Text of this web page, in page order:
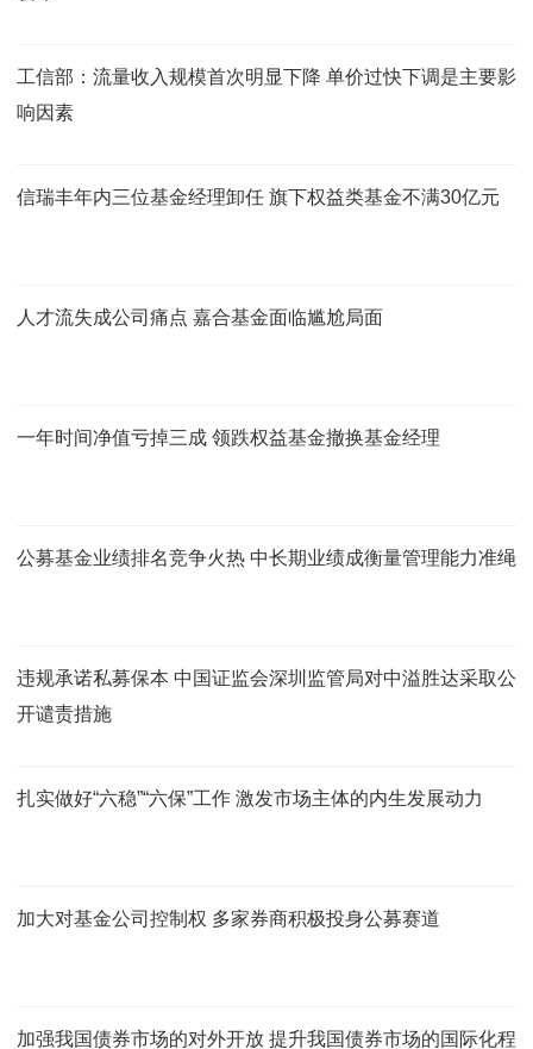
工信部：流量收入规模首次明显下降 单价过快下调是主要影
响因素
信瑞丰年内三位基金经理卸任 旗下权益类基金不满30亿元
人才流失成公司痛点 嘉合基金面临尴尬局面
一年时间净值亏掉三成 领跌权益基金撤换基金经理
公募基金业绩排名竞争火热 中长期业绩成衡量管理能力准绳
违规承诺私募保本 中国证监会深圳监管局对中溢胜达采取公
开谴责措施
扎实做好“六稳”“六保”工作 激发市场主体的内生发展动力
加大对基金公司控制权 多家券商积极投身公募赛道
加强我国债券市场的对外开放 提升我国债券市场的国际化程